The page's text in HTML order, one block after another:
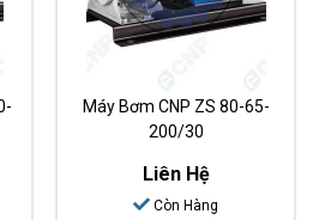
Máy Bơm CNP ZS 80-65-
200/30
Liên Hệ
Còn Hàng